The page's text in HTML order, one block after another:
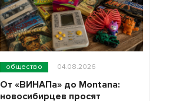
общество 04.08.2026
От «ВИНАПа» до Montana:
новосибирцев просят